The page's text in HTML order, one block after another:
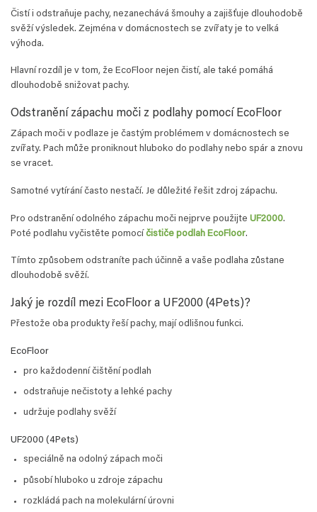
Čistí i odstraňuje pachy, nezanechává šmouhy a zajišťuje dlouhodobě
svěží výsledek. Zejména v domácnostech se zvířaty je to velká
výhoda.
Hlavní rozdíl je v tom, že EcoFloor nejen čistí, ale také pomáhá
dlouhodobě snižovat pachy.
Odstranění zápachu moči z podlahy pomocí EcoFloor
Zápach moči v podlaze je častým problémem v domácnostech se
zvířaty. Pach může proniknout hluboko do podlahy nebo spár a znovu
se vracet.
Samotné vytírání často nestačí. Je důležité řešit zdroj zápachu.
Pro odstranění odolného zápachu moči nejprve použijte UF2000.
Poté podlahu vyčistěte pomocí čističe podlah EcoFloor.
Tímto způsobem odstraníte pach účinně a vaše podlaha zůstane
dlouhodobě svěží.
Jaký je rozdíl mezi EcoFloor a UF2000 (4Pets)?
Přestože oba produkty řeší pachy, mají odlišnou funkci.
EcoFloor
pro každodenní čištění podlah
odstraňuje nečistoty a lehké pachy
udržuje podlahy svěží
UF2000 (4Pets)
speciálně na odolný zápach moči
působí hluboko u zdroje zápachu
rozkládá pach na molekulární úrovni